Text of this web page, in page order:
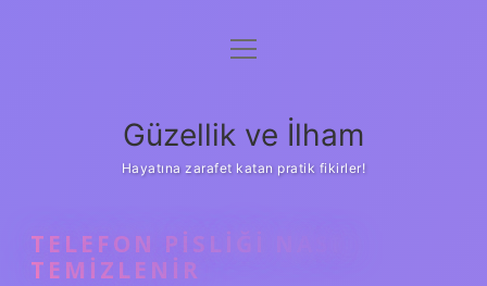
Anasayfa
Yasal Uyarı
menüyü
Güzellik ve İlham
Hayatına zarafet katan pratik fikirler!
TELEFON PISLIĞI NASIL
TEMIZLENIR